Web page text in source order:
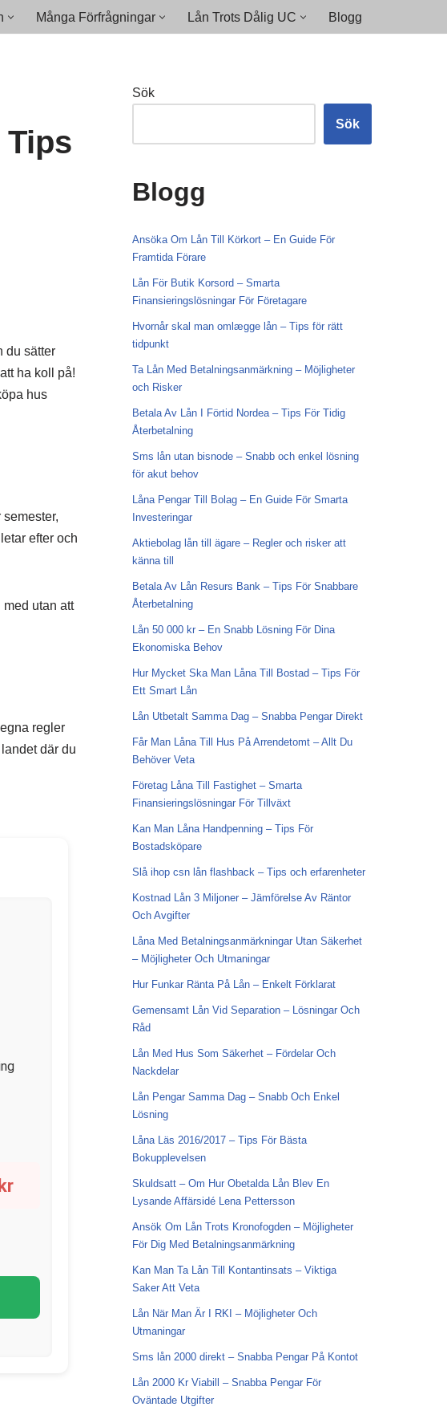
Många Förfrågningar Lån Trots Dålig UC Blogg
Tips
du sätter
ha koll på!
hus
efter och
utan att
regler
där du
Sök
Sök
Blogg
Ansöka Om Lån Till Körkort – En Guide För
Framtida Förare
Lån För Butik Korsord – Smarta
Finansieringslösningar För Företagare
Hvornår skal man omlægge lån – Tips för rätt
tidpunkt
Ta Lån Med Betalningsanmärkning – Möjligheter
och Risker
Betala Av Lån I Förtid Nordea – Tips För Tidig
Återbetalning
Sms lån utan bisnode – Snabb och enkel lösning
för akut behov
Låna Pengar Till Bolag – En Guide För Smarta
Investeringar
Aktiebolag lån till ägare – Regler och risker att
känna till
Betala Av Lån Resurs Bank – Tips För Snabbare
Återbetalning
Lån 50 000 kr – En Snabb Lösning För Dina
Ekonomiska Behov
Hur Mycket Ska Man Låna Till Bostad – Tips För
Ett Smart Lån
Lån Utbetalt Samma Dag – Snabba Pengar Direkt
Får Man Låna Till Hus På Arrendetomt – Allt Du
Behöver Veta
Företag Låna Till Fastighet – Smarta
Finansieringslösningar För Tillväxt
Kan Man Låna Handpenning – Tips För
Bostadsköpare
Slå ihop csn lån flashback – Tips och erfarenheter
Kostnad Lån 3 Miljoner – Jämförelse Av Räntor
Och Avgifter
Låna Med Betalningsanmärkningar Utan Säkerhet
– Möjligheter Och Utmaningar
Hur Funkar Ränta På Lån – Enkelt Förklarat
Gemensamt Lån Vid Separation – Lösningar Och
Råd
Lån Med Hus Som Säkerhet – Fördelar Och
Nackdelar
Lån Pengar Samma Dag – Snabb Och Enkel
Lösning
Låna Läs 2016/2017 – Tips För Bästa
Bokupplevelsen
Skuldsatt – Om Hur Obetalda Lån Blev En
Lysande Affärsidé Lena Pettersson
Ansök Om Lån Trots Kronofogden – Möjligheter
För Dig Med Betalningsanmärkning
Kan Man Ta Lån Till Kontantinsats – Viktiga
Saker Att Veta
Lån När Man Är I RKI – Möjligheter Och
Utmaningar
Sms lån 2000 direkt – Snabba Pengar På Kontot
Lån 2000 Kr Viabill – Snabba Pengar För
Oväntade Utgifter